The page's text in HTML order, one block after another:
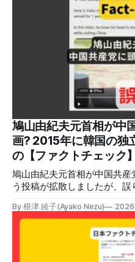
鳩山由紀夫元首相が中
画? 2015年に韓国の独
の【ファクトチェック】
鳩山由紀夫元首相が中国共
う投稿が拡散しましたが、
立運動家らに謝罪した映像
げている動画ではありません。 検証対象 拡散した言説
年7月30日、「日本人がなぜ
ありますか？/ここに日本の
By 根津 綾子(Ayako Nezu) 2026